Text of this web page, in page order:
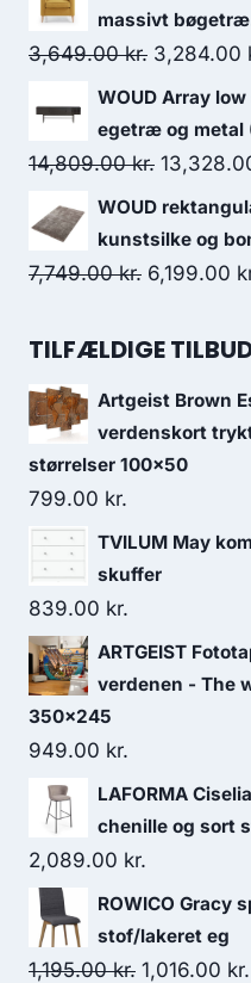
massivt
3,649.00kr. 3,284.00
WOUD Array
egetræ og metal
14,809.00kr.
WOUD
kunstsilke og
7,749.00kr. 6,199.00
TILFÆLDIGE
Artgeist Brown
verdenskort
størrelser 100x50
799.00 kr.
TVILUM May
skuffer
839.00 kr.
ARTGEIST
verdenen - The
350x245
949.00 kr.
LAFORMA
chenille og sort
2,089.00 kr.
ROWICO Gracy
stof/lakeret eg
1,195.00kr. 1,016.00 kr.